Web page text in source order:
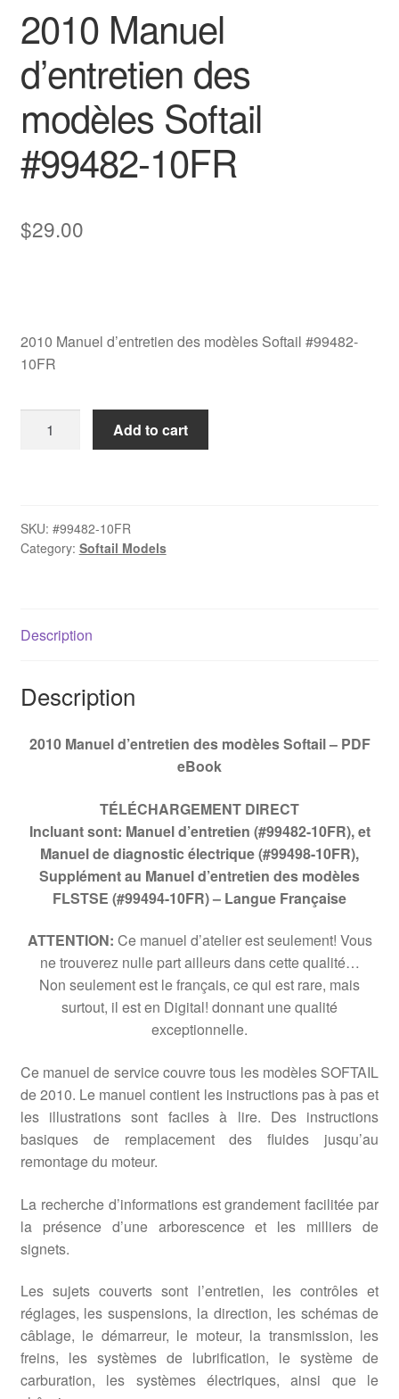
2010 Manuel
d’entretien des
modèles Softail
#99482-10FR
$29.00
2010 Manuel d’entretien des modèles Softail #99482-
10FR
2010
Softail
#99482-
Add to cart
SKU: #99482-10FR
Category: Softail Models
Description
Description
2010 Manuel d’entretien des modèles Softail – PDF
eBook
TÉLÉCHARGEMENT DIRECT
Incluant sont: Manuel d’entretien (#99482-10FR), et
Manuel de diagnostic électrique (#99498-10FR),
Supplément au Manuel d’entretien des modèles
FLSTSE (#99494-10FR) – Langue Française
ATTENTION: Ce manuel d’atelier est seulement! Vous
ne trouverez nulle part ailleurs dans cette qualité…
Non seulement est le français, ce qui est rare, mais
surtout, il est en Digital! donnant une qualité
exceptionnelle.
Ce manuel de service couvre tous les modèles SOFTAIL
de 2010. Le manuel contient les instructions pas à pas et
les illustrations sont faciles à lire. Des instructions
basiques de remplacement des fluides jusqu’au
remontage du moteur.
La recherche d’informations est grandement facilitée par
la présence d’une arborescence et les milliers de
signets.
Les sujets couverts sont l’entretien, les contrôles et
réglages, les suspensions, la direction, les schémas de
câblage, le démarreur, le moteur, la transmission, les
freins, les systèmes de lubrification, le système de
carburation, les systèmes électriques, ainsi que le